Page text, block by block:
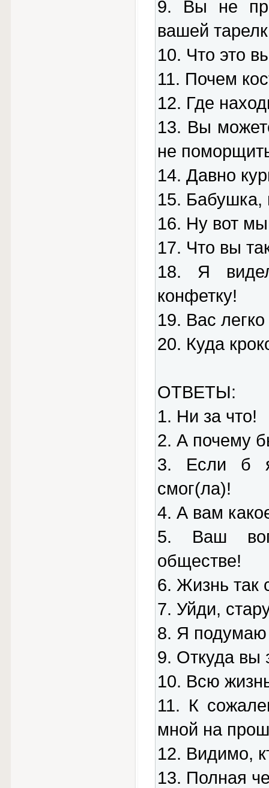
9. Вы не
вашей
10. Что это
11. Почем
12. Где
13. Вы
не
14. Давно
15. Бабушка,
16. Ну вот
17. Что вы
18. Я
конфетку!
19. Вас
20. Куда
ОТВЕТЫ:
1. Ни за что!
2. А почему
3. Если б я
смог(ла)!
4. А вам
5. Ваш
обществе!
6. Жизнь
7. Уйди,
8. Я
9. Откуда вы
10. Всю
11. К
мной на
12. Видимо,
13. Полная